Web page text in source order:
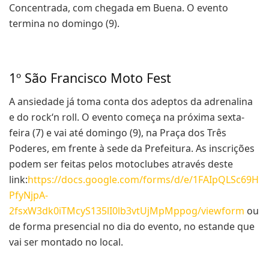
Concentrada, com chegada em Buena. O evento
termina no domingo (9).
1º São Francisco Moto Fest
A ansiedade já toma conta dos adeptos da adrenalina
e do rock‘n roll. O evento começa na próxima sexta-
feira (7) e vai até domingo (9), na Praça dos Três
Poderes, em frente à sede da Prefeitura. As inscrições
podem ser feitas pelos motoclubes através deste
link:https://docs.google.com/forms/d/e/1FAIpQLSc69H
PfyNjpA-
2fsxW3dk0iTMcyS135lI0lb3vtUjMpMppog/viewform ou
de forma presencial no dia do evento, no estande que
vai ser montado no local.